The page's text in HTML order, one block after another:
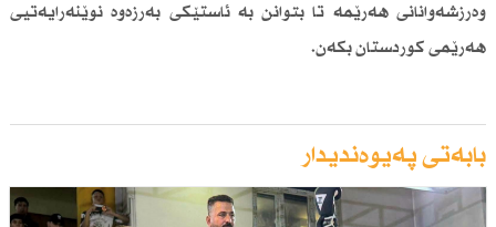
وەرزشەوانانی هەرێمە تا بتوانن بە ئاستێكی بەرزەوە نوێنەرایەتیی
هەرێمی كوردستان بكەن.
بابەتی پەیوەندیدار